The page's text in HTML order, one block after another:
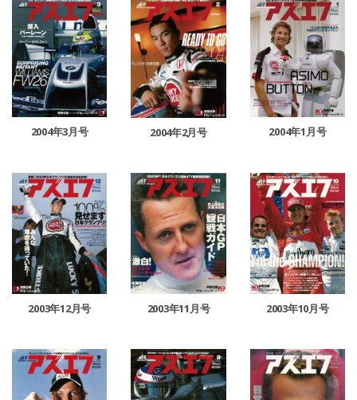
2004年3月号 2004年2月号 2004年1月号
2003年12月号 2003年11月号 2003年10月号